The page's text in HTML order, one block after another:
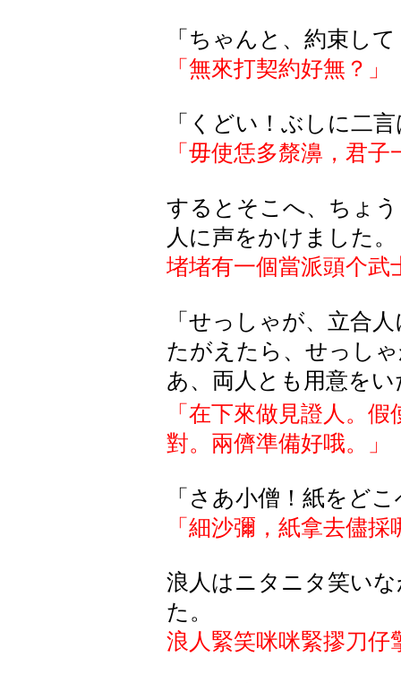
「ちゃんと、約束し
「無來打契約好無？」
「くどい！ぶしに二
「毋使恁多漦濞， 君子
するとそこへ、 ちょ
人 に声をかけました 。
堵堵有一個當派頭个武
「せっしゃが、立合
たがえたら、せっし
あ、両人とも用意をい
「在下來做見證人。
對。兩儕準備好哦。
」
「さあ小僧！紙をど
「細沙彌，紙拿去儘
浪人はニタニタ笑い
た。
浪人緊笑咪咪緊摎刀仔